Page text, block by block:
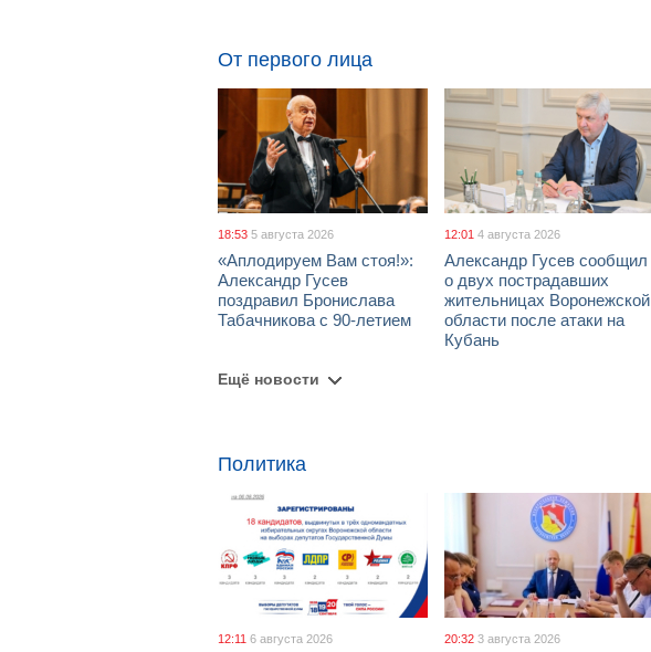
От первого лица
18:53 5 августа 2026
«Аплодируем Вам стоя!»:
Александр Гусев
поздравил Бронислава
Табачникова с 90-летием
12:01 4 августа 2026
Александр Гусев сообщил
о двух пострадавших
жительницах Воронежской
области после атаки на
Кубань
Ещё новости
Политика
12:11 6 августа 2026 20:32 3 августа 2026